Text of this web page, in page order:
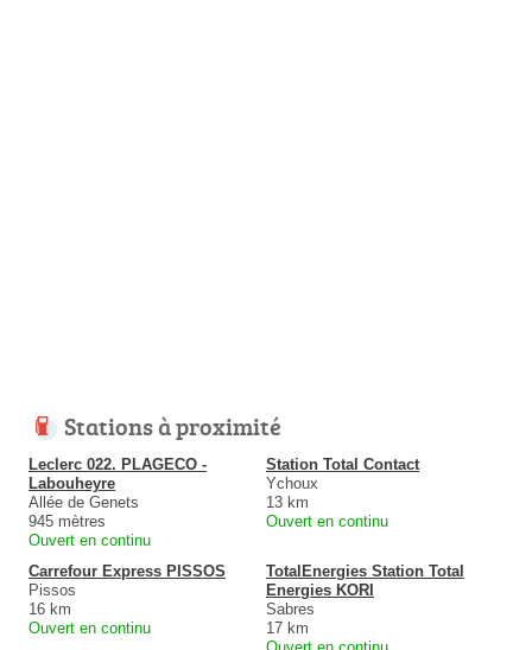
Stations à proximité
Leclerc 022. PLAGECO -
Labouheyre
Allée de Genets
945 mètres
Ouvert en continu
Station Total Contact
Ychoux
13 km
Ouvert en continu
Carrefour Express PISSOS
Pissos
16 km
Ouvert en continu
TotalEnergies Station Total
Energies KORI
Sabres
17 km